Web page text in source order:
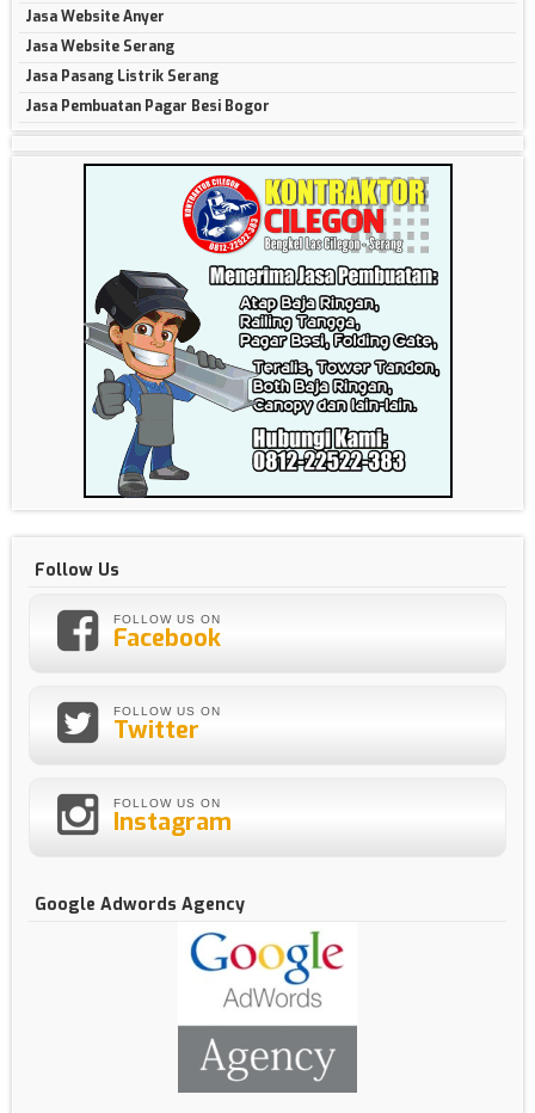
Jasa Website Anyer
Jasa Website Serang
Jasa Pasang Listrik Serang
Jasa Pembuatan Pagar Besi Bogor
Follow Us
FOLLOW US ON
Facebook
FOLLOW US ON
Twitter
FOLLOW US ON
Instagram
Google Adwords Agency